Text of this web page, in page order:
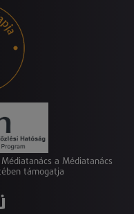
a Médiatanács
támogatja